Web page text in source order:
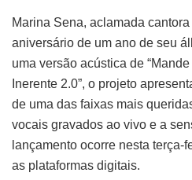
Marina Sena, aclamada
aniversário de um ano de seu
uma versão acústica de
Inerente 2.0”, o projeto
de uma das faixas mais
vocais gravados ao vivo e a
lançamento ocorre nesta terça-
as plataformas digitais.